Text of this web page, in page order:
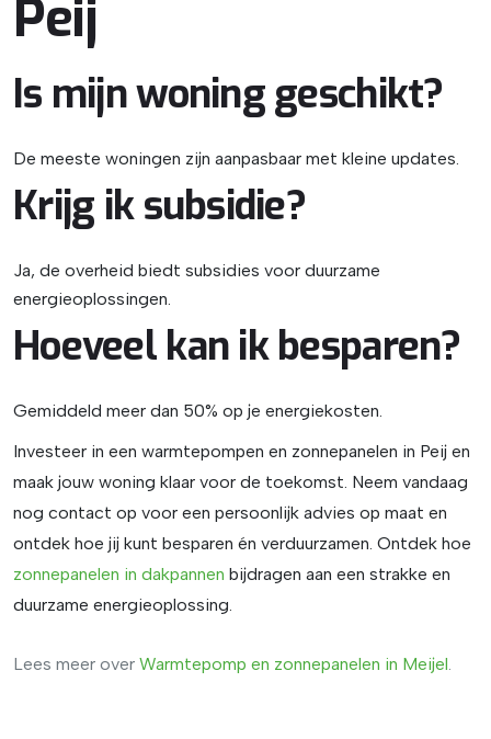
Peij
Is mijn woning geschikt?
De meeste woningen zijn aanpasbaar met kleine updates.
Krijg ik subsidie?
Ja, de overheid biedt subsidies voor duurzame
energieoplossingen.
Hoeveel kan ik besparen?
Gemiddeld meer dan 50% op je energiekosten.
Investeer in een warmtepompen en zonnepanelen in Peij en
maak jouw woning klaar voor de toekomst. Neem vandaag
nog contact op voor een persoonlijk advies op maat en
ontdek hoe jij kunt besparen én verduurzamen. Ontdek hoe
zonnepanelen in dakpannen bijdragen aan een strakke en
duurzame energieoplossing.
Lees meer over Warmtepomp en zonnepanelen in Meijel